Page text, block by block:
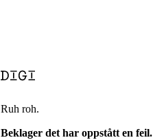
Ruh roh.
Beklager det har oppstått en feil.